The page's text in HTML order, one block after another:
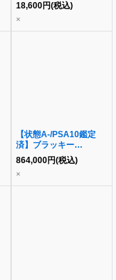
18,600円(税込)
×
【状態A-/PSA10鑑定
済】ブラッキー
VMAX(SA)《HR》
{095/069}[その他]
864,000円(税込)
×